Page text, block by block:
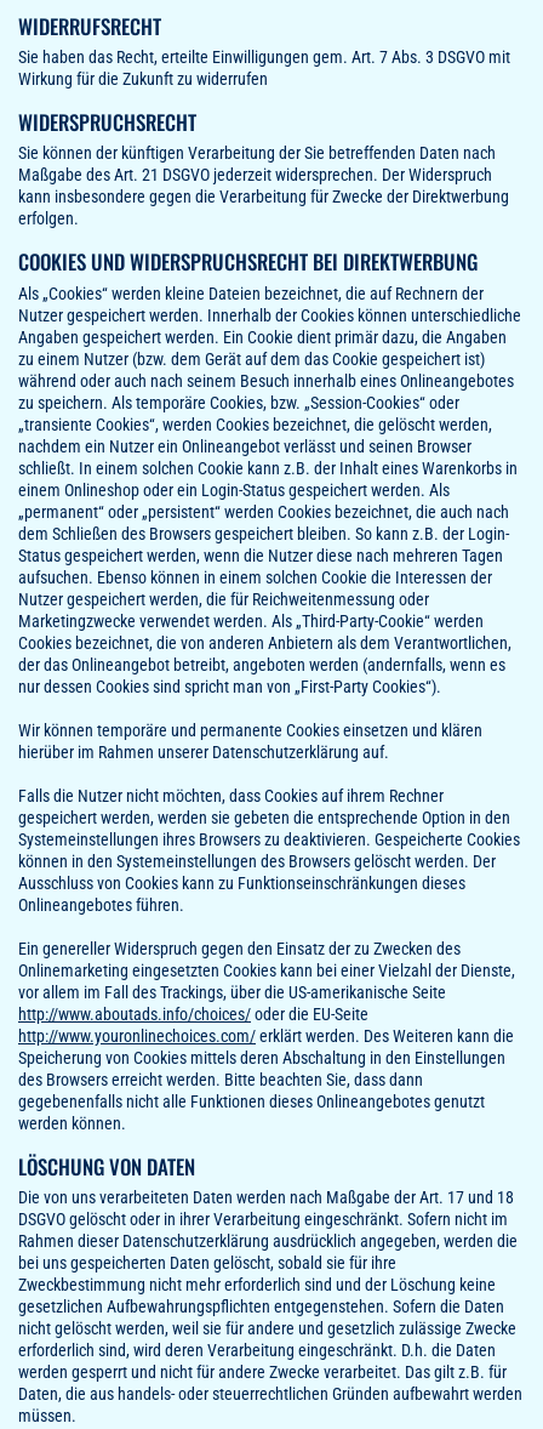
WIDERRUFSRECHT
Sie haben das Recht, erteilte Einwilligungen gem. Art. 7 Abs. 3 DSGVO mit
Wirkung für die Zukunft zu widerrufen
WIDERSPRUCHSRECHT
Sie können der künftigen Verarbeitung der Sie betreffenden Daten nach
Maßgabe des Art. 21 DSGVO jederzeit widersprechen. Der Widerspruch
kann insbesondere gegen die Verarbeitung für Zwecke der Direktwerbung
erfolgen.
COOKIES UND WIDERSPRUCHSRECHT BEI DIREKTWERBUNG
Als „Cookies“ werden kleine Dateien bezeichnet, die auf Rechnern der
Nutzer gespeichert werden. Innerhalb der Cookies können unterschiedliche
Angaben gespeichert werden. Ein Cookie dient primär dazu, die Angaben
zu einem Nutzer (bzw. dem Gerät auf dem das Cookie gespeichert ist)
während oder auch nach seinem Besuch innerhalb eines Onlineangebotes
zu speichern. Als temporäre Cookies, bzw. „Session-Cookies“ oder
„transiente Cookies“, werden Cookies bezeichnet, die gelöscht werden,
nachdem ein Nutzer ein Onlineangebot verlässt und seinen Browser
schließt. In einem solchen Cookie kann z.B. der Inhalt eines Warenkorbs in
einem Onlineshop oder ein Login-Status gespeichert werden. Als
„permanent“ oder „persistent“ werden Cookies bezeichnet, die auch nach
dem Schließen des Browsers gespeichert bleiben. So kann z.B. der Login-
Status gespeichert werden, wenn die Nutzer diese nach mehreren Tagen
aufsuchen. Ebenso können in einem solchen Cookie die Interessen der
Nutzer gespeichert werden, die für Reichweitenmessung oder
Marketingzwecke verwendet werden. Als „Third-Party-Cookie“ werden
Cookies bezeichnet, die von anderen Anbietern als dem Verantwortlichen,
der das Onlineangebot betreibt, angeboten werden (andernfalls, wenn es
nur dessen Cookies sind spricht man von „First-Party Cookies“).
Wir können temporäre und permanente Cookies einsetzen und klären
hierüber im Rahmen unserer Datenschutzerklärung auf.
Falls die Nutzer nicht möchten, dass Cookies auf ihrem Rechner
gespeichert werden, werden sie gebeten die entsprechende Option in den
Systemeinstellungen ihres Browsers zu deaktivieren. Gespeicherte Cookies
können in den Systemeinstellungen des Browsers gelöscht werden. Der
Ausschluss von Cookies kann zu Funktionseinschränkungen dieses
Onlineangebotes führen.
Ein genereller Widerspruch gegen den Einsatz der zu Zwecken des
Onlinemarketing eingesetzten Cookies kann bei einer Vielzahl der Dienste,
vor allem im Fall des Trackings, über die US-amerikanische Seite
http://www.aboutads.info/choices/oder die EU-Seite
http://www.youronlinechoices.com/erklärt werden. Des Weiteren kann die
Speicherung von Cookies mittels deren Abschaltung in den Einstellungen
des Browsers erreicht werden. Bitte beachten Sie, dass dann
gegebenenfalls nicht alle Funktionen dieses Onlineangebotes genutzt
werden können.
LÖSCHUNG VON DATEN
Die von uns verarbeiteten Daten werden nach Maßgabe der Art. 17 und 18
DSGVO gelöscht oder in ihrer Verarbeitung eingeschränkt. Sofern nicht im
Rahmen dieser Datenschutzerklärung ausdrücklich angegeben, werden die
bei uns gespeicherten Daten gelöscht, sobald sie für ihre
Zweckbestimmung nicht mehr erforderlich sind und der Löschung keine
gesetzlichen Aufbewahrungspflichten entgegenstehen. Sofern die Daten
nicht gelöscht werden, weil sie für andere und gesetzlich zulässige Zwecke
erforderlich sind, wird deren Verarbeitung eingeschränkt. D.h. die Daten
werden gesperrt und nicht für andere Zwecke verarbeitet. Das gilt z.B. für
Daten, die aus handels- oder steuerrechtlichen Gründen aufbewahrt werden
müssen.